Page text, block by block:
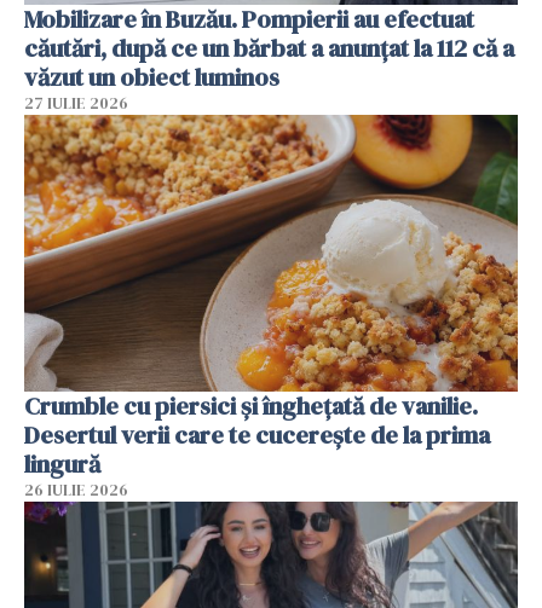
Mobilizare în Buzău. Pompierii au efectuat
căutări, după ce un bărbat a anunțat la 112 că a
văzut un obiect luminos
27 IULIE 2026
Crumble cu piersici și înghețată de vanilie.
Desertul verii care te cucerește de la prima
lingură
26 IULIE 2026